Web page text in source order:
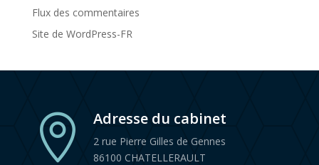
Flux des commentaires
Site de WordPress-FR
 Adresse du cabinet
2 rue Pierre Gilles de Gennes
86100 CHATELLERAULT